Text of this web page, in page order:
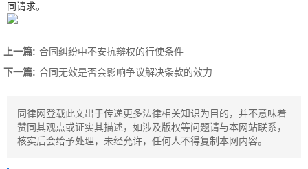
同请求。
上一篇: 合同纠纷中不安抗辩权的行使条件
下一篇: 合同无效是否会影响争议解决条款的效力
同律网登载此文出于传递更多法律相关知识为目的，并不意味着
赞同其观点或证实其描述，如涉及版权等问题请与本网站联系，
核实后会给予处理，未经允许，任何人不得复制本网内容。